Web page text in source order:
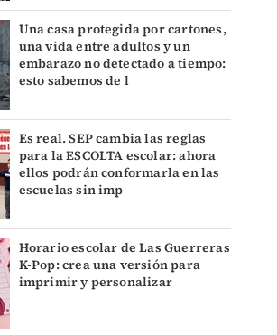
Una casa protegida por cartones,
una vida entre adultos y un
embarazo no detectado a tiempo:
esto sabemos de l
Es real. SEP cambia las reglas
para la ESCOLTA escolar: ahora
ellos podrán conformarla en las
escuelas sin imp
Horario escolar de Las Guerreras
K-Pop: crea una versión para
imprimir y personalizar